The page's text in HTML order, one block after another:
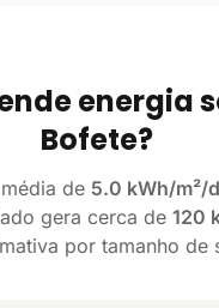
energia
Bofete?
de 5.0 kWh/m²/
gera cerca de 120
por tamanho de